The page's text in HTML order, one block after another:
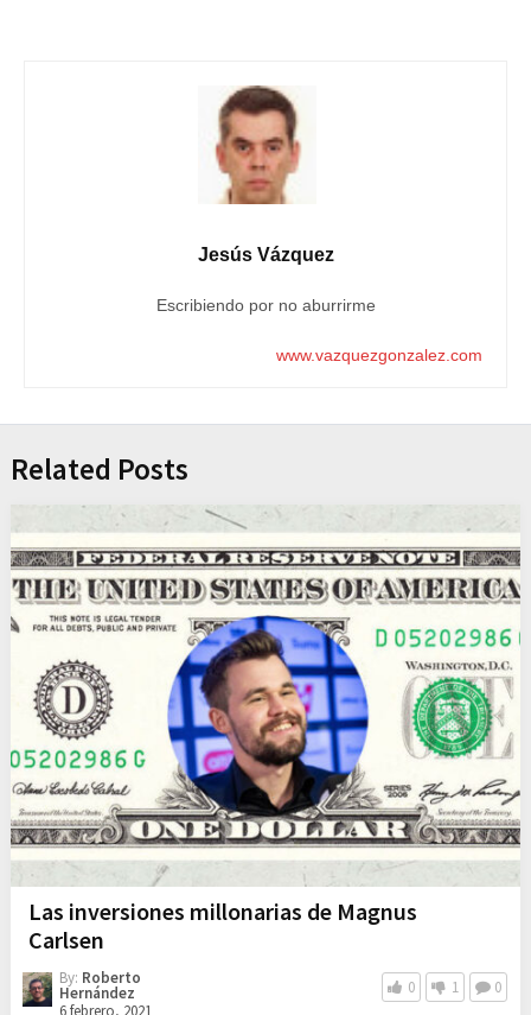
Jesús Vázquez
Escribiendo por no aburrirme
www.vazquezgonzalez.com
Related Posts
Las inversiones millonarias de Magnus
Carlsen
By: Roberto
Hernández
0 1 0